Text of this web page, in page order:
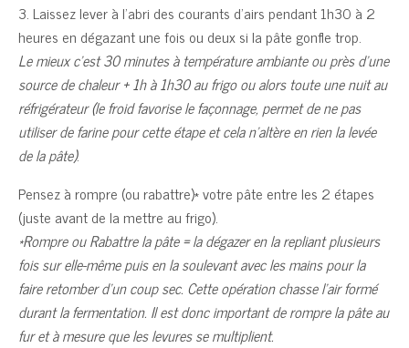
3. Laissez lever à l’abri des courants d’airs pendant 1h30 à 2
heures en dégazant une fois ou deux si la pâte gonfle trop.
Le mieux c’est 30 minutes à température ambiante ou près d’une
source de chaleur + 1h à 1h30 au frigo ou alors toute une nuit au
réfrigérateur (le froid favorise le façonnage, permet de ne pas
utiliser de farine pour cette étape et cela n’altère en rien la levée
de la pâte).
Pensez à rompre (ou rabattre)* votre pâte entre les 2 étapes
(juste avant de la mettre au frigo).
*Rompre ou Rabattre la pâte = la dégazer en la repliant plusieurs
fois sur elle-même puis en la soulevant avec les mains pour la
faire retomber d’un coup sec. Cette opération chasse l’air formé
durant la fermentation. Il est donc important de rompre la pâte au
fur et à mesure que les levures se multiplient.